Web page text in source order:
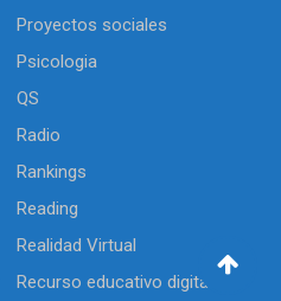
Proyectos sociales
Psicologia
QS
Radio
Rankings
Reading
Realidad Virtual
Recurso educativo digital